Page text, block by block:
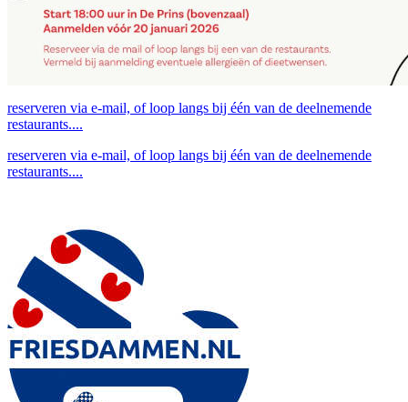
reserveren via e-mail, of loop langs bij één van de deelnemende
restaurants....
reserveren via e-mail, of loop langs bij één van de deelnemende
restaurants....